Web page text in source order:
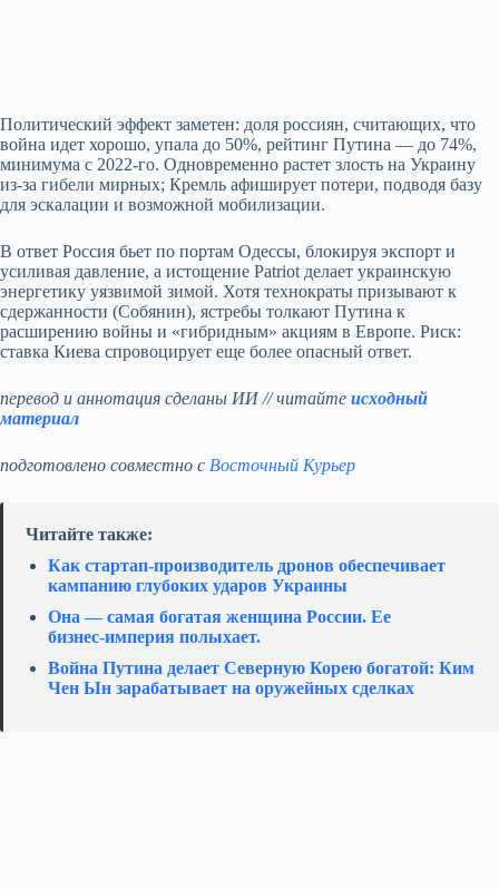
Политический эффект заметен: доля россиян, считающих, что
война идет хорошо, упала до 50%, рейтинг Путина — до 74%,
минимума с 2022‑го. Одновременно растет злость на Украину
из‑за гибели мирных; Кремль афиширует потери, подводя базу
для эскалации и возможной мобилизации.
В ответ Россия бьет по портам Одессы, блокируя экспорт и
усиливая давление, а истощение Patriot делает украинскую
энергетику уязвимой зимой. Хотя технократы призывают к
сдержанности (Собянин), ястребы толкают Путина к
расширению войны и «гибридным» акциям в Европе. Риск:
ставка Киева спровоцирует еще более опасный ответ.
перевод и аннотация сделаны ИИ // читайте исходный
материал
подготовлено совместно с Восточный Курьер
Читайте также:
Как стартап‑производитель дронов обеспечивает
кампанию глубоких ударов Украины
Она — самая богатая женщина России. Ее
бизнес‑империя полыхает.
Война Путина делает Северную Корею богатой: Ким
Чен Ын зарабатывает на оружейных сделках